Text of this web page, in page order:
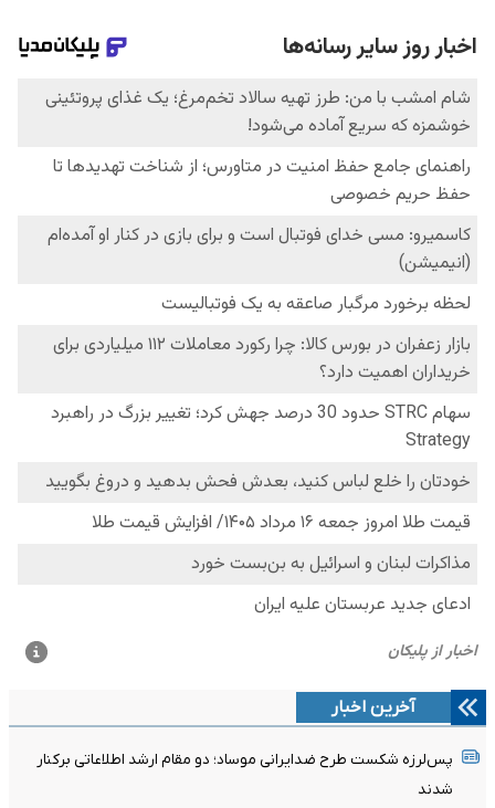
آخرین اخبار
پس‌لرزه شکست طرح ضدایرانی موساد؛ دو مقام ارشد اطلاعاتی برکنار
شدند